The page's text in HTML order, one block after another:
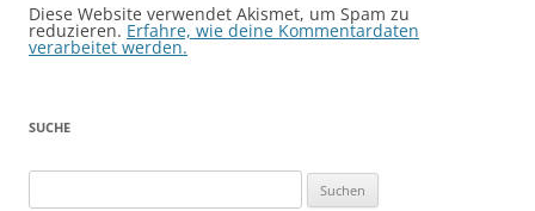
Diese Website verwendet Akismet, um Spam zu
reduzieren. Erfahre, wie deine Kommentardaten
verarbeitet werden.
SUCHE